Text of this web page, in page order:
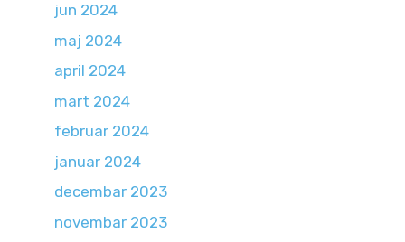
jun 2024
maj 2024
april 2024
mart 2024
februar 2024
januar 2024
decembar 2023
novembar 2023